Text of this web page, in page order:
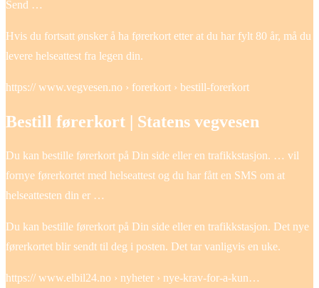
Send …
Hvis du fortsatt ønsker å ha førerkort etter at du har fylt 80 år, må du
levere helseattest fra legen din.
https:// www.vegvesen.no › forerkort › bestill-forerkort
Bestill førerkort | Statens vegvesen
Du kan bestille førerkort på Din side eller en trafikkstasjon. … vil
fornye førerkortet med helseattest og du har fått en SMS om at
helseattesten din er …
Du kan bestille førerkort på Din side eller en trafikkstasjon. Det nye
førerkortet blir sendt til deg i posten. Det tar vanligvis en uke.
https:// www.elbil24.no › nyheter › nye-krav-for-a-kun…